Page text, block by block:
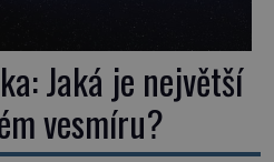
Jaká je největší
vesmíru?